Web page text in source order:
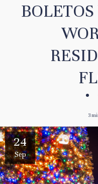
3
24
Sep